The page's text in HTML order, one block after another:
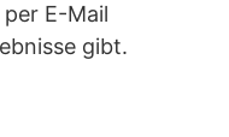
E-Mail
gibt.